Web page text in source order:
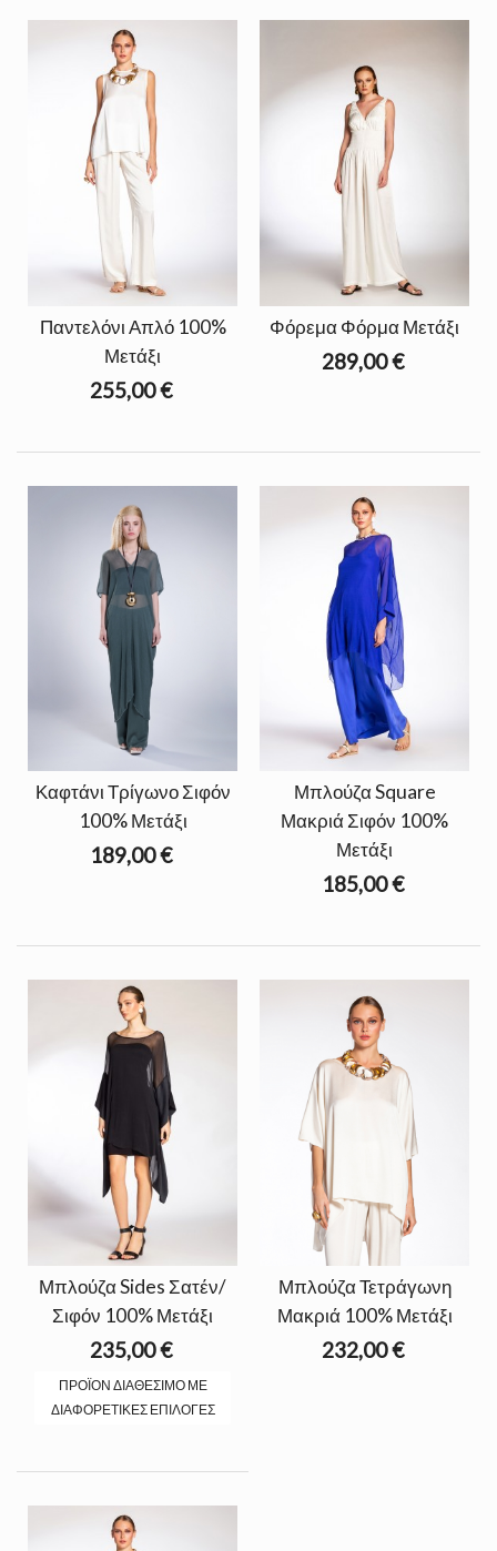
Παντελόνι Απλό 100%
Μετάξι
255,00 €
Φόρεμα Φόρμα Μετάξι
289,00 €
Καφτάνι Τρίγωνο Σιφόν
100% Μετάξι
189,00 €
Μπλούζα Square
Μακριά Σιφόν 100%
Μετάξι
185,00 €
Μπλούζα Sides Σατέν/
Σιφόν 100% Μετάξι
235,00 €
ΠΡΟΪΌΝ ΔΙΑΘΈΣΙΜΟ ΜΕ
ΔΙΑΦΟΡΕΤΙΚΈΣ ΕΠΙΛΟΓΈΣ
Μπλούζα Τετράγωνη
Μακριά 100% Μετάξι
232,00 €